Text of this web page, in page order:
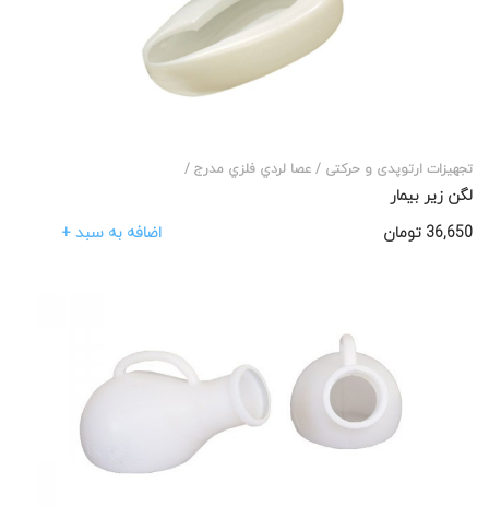
تجهیزات ارتوپدی و حرکتی / عصا لردي فلزي مدرج /
لگن زیر بیمار
36,650 تومان اضافه به سبد +